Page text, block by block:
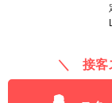
＼ 接客